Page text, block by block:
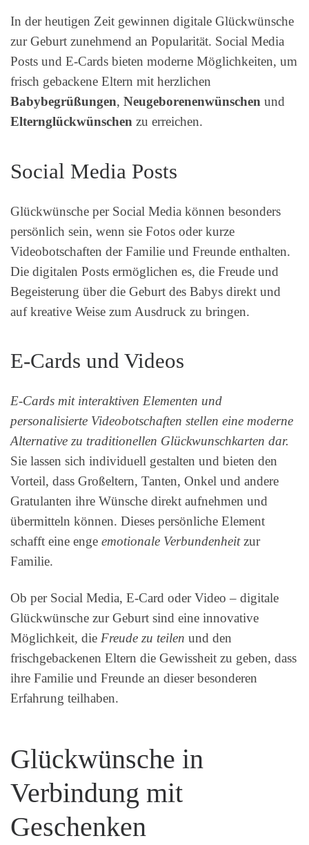
In der heutigen Zeit gewinnen digitale Glückwünsche
zur Geburt zunehmend an Popularität. Social Media
Posts und E-Cards bieten moderne Möglichkeiten, um
frisch gebackene Eltern mit herzlichen
Babybegrüßungen, Neugeborenenwünschen und
Elternglückwünschen zu erreichen.
Social Media Posts
Glückwünsche per Social Media können besonders
persönlich sein, wenn sie Fotos oder kurze
Videobotschaften der Familie und Freunde enthalten.
Die digitalen Posts ermöglichen es, die Freude und
Begeisterung über die Geburt des Babys direkt und
auf kreative Weise zum Ausdruck zu bringen.
E-Cards und Videos
E-Cards mit interaktiven Elementen und
personalisierte Videobotschaften stellen eine moderne
Alternative zu traditionellen Glückwunschkarten dar.
Sie lassen sich individuell gestalten und bieten den
Vorteil, dass Großeltern, Tanten, Onkel und andere
Gratulanten ihre Wünsche direkt aufnehmen und
übermitteln können. Dieses persönliche Element
schafft eine enge emotionale Verbundenheitzur
Familie.
Ob per Social Media, E-Card oder Video – digitale
Glückwünsche zur Geburt sind eine innovative
Möglichkeit, die Freude zu teilen und den
frischgebackenen Eltern die Gewissheit zu geben, dass
ihre Familie und Freunde an dieser besonderen
Erfahrung teilhaben.
Glückwünsche in
Verbindung mit
Geschenken